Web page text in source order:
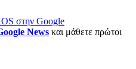
στην Google
News και μάθετε πρώτοι